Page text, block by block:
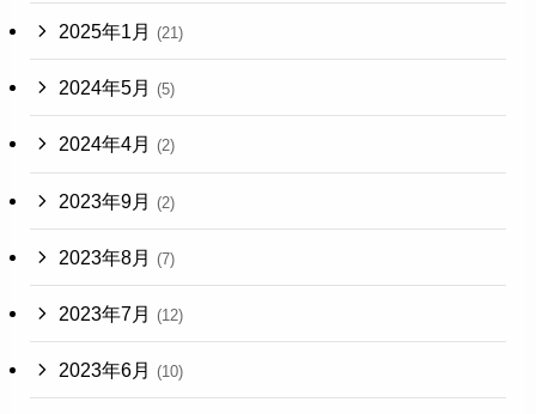
2025年1月 (21)
2024年5月 (5)
2024年4月 (2)
2023年9月 (2)
2023年8月 (7)
2023年7月 (12)
2023年6月 (10)